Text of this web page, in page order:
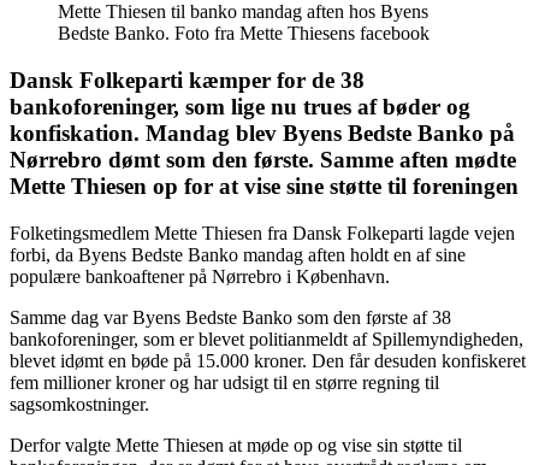
Mette Thiesen til banko mandag aften hos Byens
Bedste Banko. Foto fra Mette Thiesens facebook
Dansk Folkeparti kæmper for de 38
bankoforeninger, som lige nu trues af bøder og
konfiskation. Mandag blev Byens Bedste Banko på
Nørrebro dømt som den første. Samme aften mødte
Mette Thiesen op for at vise sine støtte til foreningen
Folketingsmedlem Mette Thiesen fra Dansk Folkeparti lagde vejen
forbi, da Byens Bedste Banko mandag aften holdt en af sine
populære bankoaftener på Nørrebro i København.
Samme dag var Byens Bedste Banko som den første af 38
bankoforeninger, som er blevet politianmeldt af Spillemyndigheden,
blevet idømt en bøde på 15.000 kroner. Den får desuden konfiskeret
fem millioner kroner og har udsigt til en større regning til
sagsomkostninger.
Derfor valgte Mette Thiesen at møde op og vise sin støtte til